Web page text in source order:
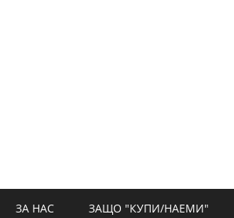
ЗА НАС ЗАЩО "КУПИ/НАЕМИ"